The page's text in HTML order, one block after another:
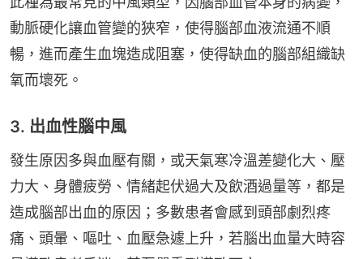
動脈硬化讓血管變的狹窄，使得腦部血液流通不順
暢，進而產生血塊造成阻塞，使得缺血的腦部組織缺
氧而壞死。
3. 出血性腦中風
發生原因多與血壓有關，或天氣寒冷溫差變化大、壓
力大、身體疲勞、情緒起伏過大及飲酒過量等，都是
造成腦部出血的原因；多數患者會感到頭部劇烈疼
痛、頭暈、嘔吐、血壓急遽上升，若腦出血量大時容